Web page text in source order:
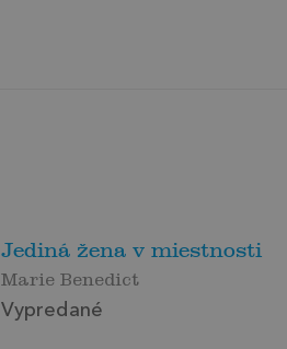
Jediná žena v miestnosti
Marie Benedict
Vypredané